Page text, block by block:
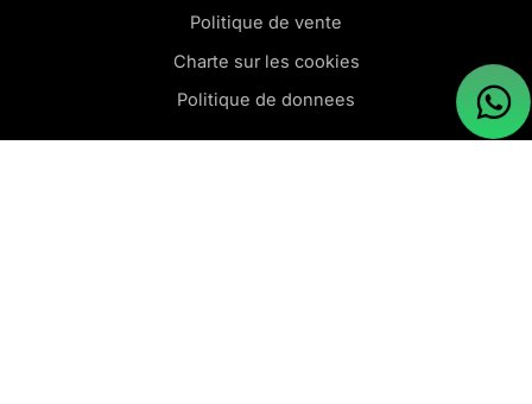
Politique de vente
Charte sur les cookies
Politique de donnees